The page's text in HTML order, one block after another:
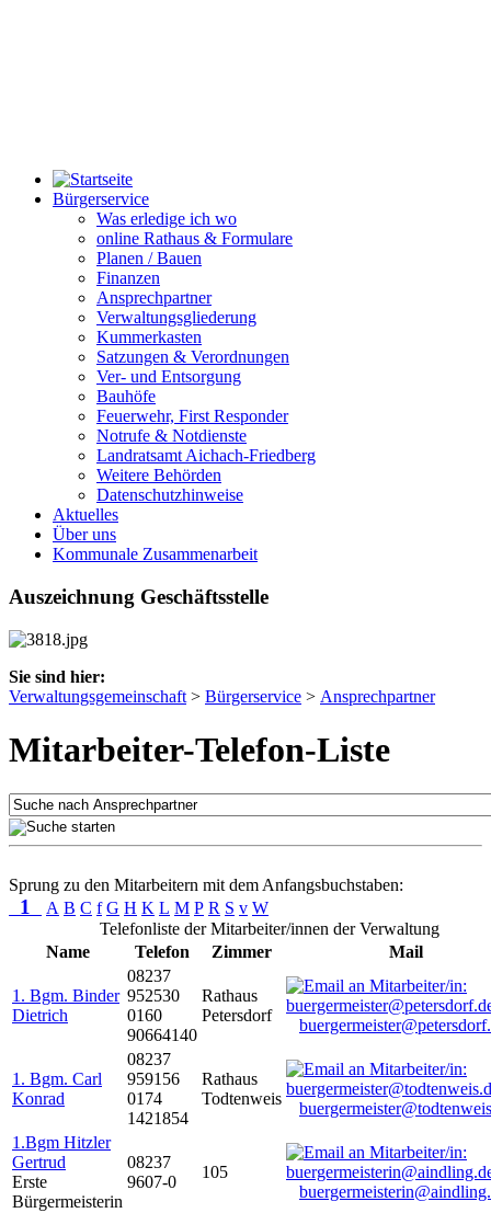
Bürgerservice
Was erledige ich wo
online Rathaus & Formulare
Planen / Bauen
Finanzen
Ansprechpartner
Verwaltungsgliederung
Kummerkasten
Satzungen & Verordnungen
Ver- und Entsorgung
Bauhöfe
Feuerwehr, First Responder
Notrufe & Notdienste
Landratsamt Aichach-Friedberg
Weitere Behörden
Datenschutzhinweise
Aktuelles
Über uns
Kommunale Zusammenarbeit
Auszeichnung Geschäftsstelle
Sie sind hier:
Verwaltungsgemeinschaft > Bürgerservice > Ansprechpartner
Mitarbeiter-Telefon-Liste
Sprung zu den Mitarbeitern mit dem Anfangsbuchstaben:
1 A B C f G H K L M P R S v W
Telefonliste der Mitarbeiter/innen der Verwaltung
Name
Telefon Zimmer Mail
1. Bgm. Binder
Dietrich
08237
952530
0160
90664140
Rathaus
Petersdorf
1. Bgm. Carl
Konrad
08237
959156
0174
1421854
Rathaus
Todtenweis
1.Bgm Hitzler
Gertrud
Erste
Bürgermeisterin
08237
9607-0
105